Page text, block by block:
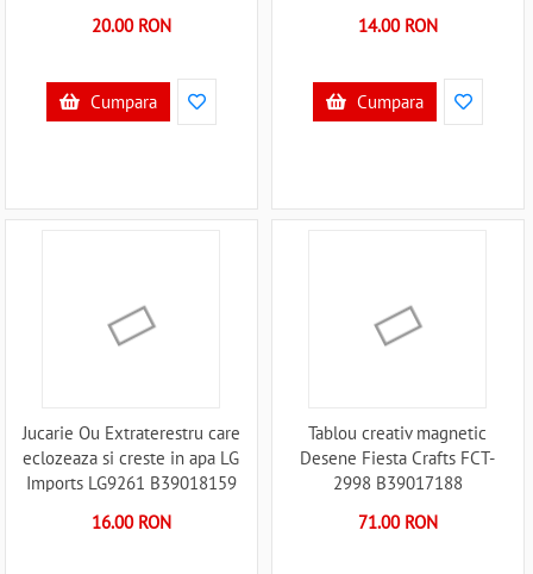
20.00 RON
Cumpara
14.00 RON
Cumpara
Jucarie Ou Extraterestru care
eclozeaza si creste in apa LG
Imports LG9261 B39018159
16.00 RON
Tablou creativ magnetic
Desene Fiesta Crafts FCT-
2998 B39017188
71.00 RON